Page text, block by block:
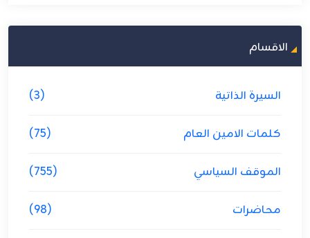
الاقسام
السيرة الذاتية (3)
كلمات الامين العام (75)
الموقف السياسي (755)
محاضرات (98)